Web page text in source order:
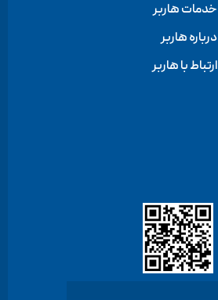
خدمات هاربر
درباره هاربر
ارتباط با هاربر